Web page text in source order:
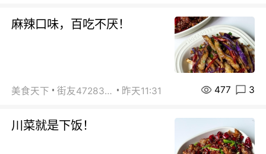
麻辣口味，百吃不厌！
美食天下 街友472838572 昨天11:31 477 3
川菜就是下饭！